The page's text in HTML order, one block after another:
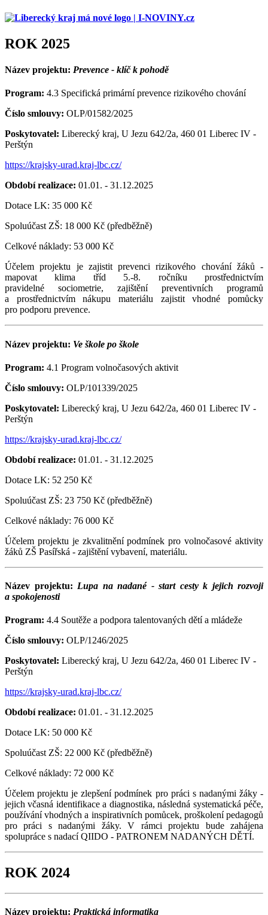
ROK 2025
Název projektu: Prevence - klíč k pohodě
Program: 4.3 Specifická primární prevence rizikového chování
Číslo smlouvy: OLP/01582/2025
Poskytovatel: Liberecký kraj, U Jezu 642/2a, 460 01 Liberec IV -
Perštýn
https://krajsky-urad.kraj-lbc.cz/
Období realizace: 01.01. - 31.12.2025
Dotace LK: 35 000 Kč
Spoluúčast ZŠ: 18 000 Kč (předběžně)
Celkové náklady: 53 000 Kč
Účelem projektu je zajistit prevenci rizikového chování žáků -
mapovat klima tříd 5.-8. ročníku prostřednictvím
pravidelné sociometrie, zajištění preventivních programů
a prostřednictvím nákupu materiálu zajistit vhodné pomůcky
pro podporu prevence.
Název projektu: Ve škole po škole
Program: 4.1 Program volnočasových aktivit
Číslo smlouvy: OLP/101339/2025
Poskytovatel: Liberecký kraj, U Jezu 642/2a, 460 01 Liberec IV -
Perštýn
https://krajsky-urad.kraj-lbc.cz/
Období realizace: 01.01. - 31.12.2025
Dotace LK: 52 250 Kč
Spoluúčast ZŠ: 23 750 Kč (předběžně)
Celkové náklady: 76 000 Kč
Účelem projektu je zkvalitnění podmínek pro volnočasové aktivity
žáků ZŠ Pasířská - zajištění vybavení, materiálu.
Název projektu: Lupa na nadané - start cesty k jejich rozvoji
a spokojenosti
Program: 4.4 Soutěže a podpora talentovaných dětí a mládeže
Číslo smlouvy: OLP/1246/2025
Poskytovatel: Liberecký kraj, U Jezu 642/2a, 460 01 Liberec IV -
Perštýn
https://krajsky-urad.kraj-lbc.cz/
Období realizace: 01.01. - 31.12.2025
Dotace LK: 50 000 Kč
Spoluúčast ZŠ: 22 000 Kč (předběžně)
Celkové náklady: 72 000 Kč
Účelem projektu je zlepšení podmínek pro práci s nadanými žáky -
jejich včasná identifikace a diagnostika, následná systematická péče,
používání vhodných a inspirativních pomůcek, proškolení pedagogů
pro práci s nadanými žáky. V rámci projektu bude zahájena
spolupráce s nadací QIIDO - PATRONEM NADANÝCH DĚTÍ.
ROK 2024
Název projektu: Praktická informatika